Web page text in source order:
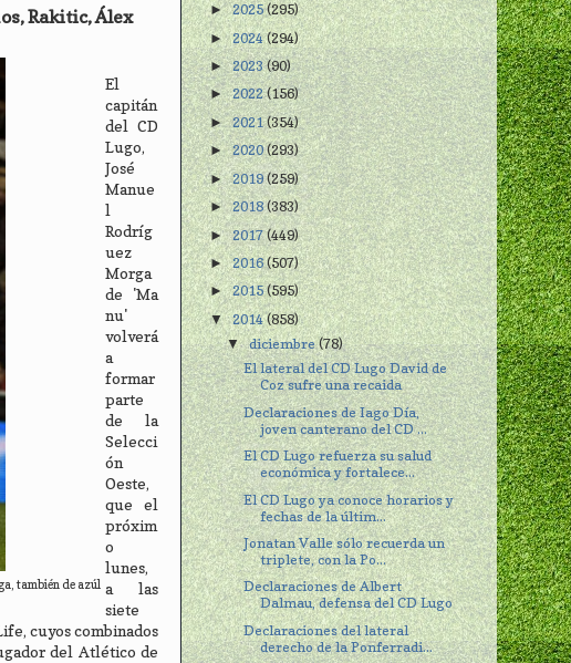
Rakitic, Álex
también de azúl
El
capitán
del CD
Lugo,
José
Manue
l
Rodríg
uez
Morga
de 'Ma
nu'
volverá
a
formar
parte
de la
Selecci
ón
Oeste,
que el
próxim
o
lunes,
a las
siete
cuyos combinados
del Atlético de
►2025(295)
►2024(294)
►2023(90)
►2022(156)
►2021(354)
►2020(293)
►2019(259)
►2018(383)
►2017(449)
►2016(507)
►2015(595)
▼2014(858)
▼diciembre(78)
El lateral del CD Lugo David de
Coz sufre una recaida
Declaraciones de Iago Día,
joven canterano del CD ...
El CD Lugo refuerza su salud
económica y fortalece...
El CD Lugo ya conoce horarios y
fechas de la últim...
Jonatan Valle sólo recuerda un
triplete, con la Po...
Declaraciones de Albert
Dalmau, defensa del CD Lugo
Declaraciones del lateral
derecho de la Ponferradi...